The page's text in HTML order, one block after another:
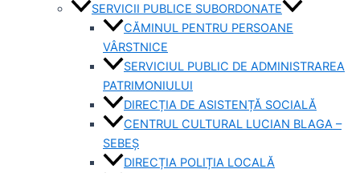
SERVICII PUBLICE SUBORDONATE
CĂMINUL PENTRU PERSOANE
VÂRSTNICE
SERVICIUL PUBLIC DE ADMINISTRAREA
PATRIMONIULUI
DIRECȚIA DE ASISTENȚĂ SOCIALĂ
CENTRUL CULTURAL LUCIAN BLAGA –
SEBEȘ
DIRECȚIA POLIȚIA LOCALĂ